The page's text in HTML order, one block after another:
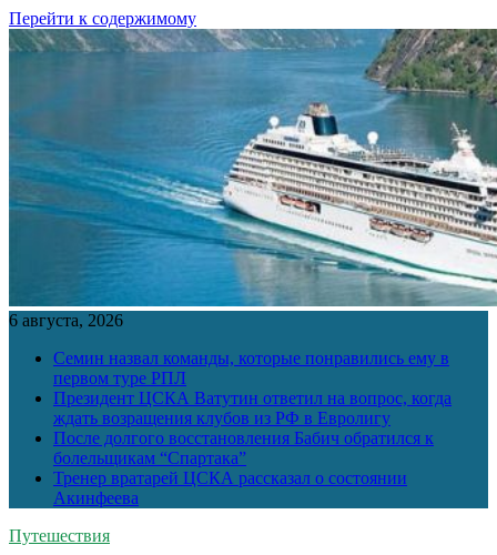
Перейти к содержимому
6 августа, 2026
Семин назвал команды, которые понравились ему в
первом туре РПЛ
Президент ЦСКА Ватутин ответил на вопрос, когда
ждать возращения клубов из РФ в Евролигу
После долгого восстановления Бабич обратился к
болельщикам “Спартака”
Тренер вратарей ЦСКА рассказал о состоянии
Акинфеева
Путешествия